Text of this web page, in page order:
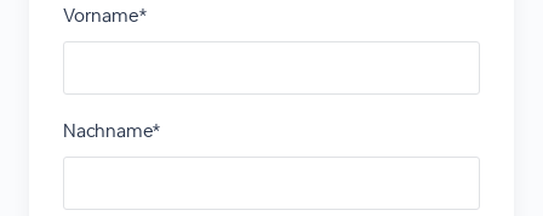
Vorname*
Nachname*